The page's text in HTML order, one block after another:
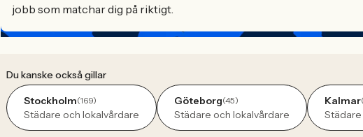
jobb som matchar dig på riktigt.
Du kanske också gillar
Stockholm(169)
Städare och lokalvårdare
Göteborg(45)
Städare och lokalvårdare
Kalmar